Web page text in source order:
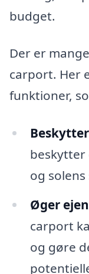
budget.
Der er
carport. Her
funktioner,
beskytter
og solens
Øger
carport
og gøre